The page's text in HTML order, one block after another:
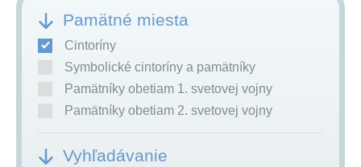
Pamätné miesta
Cintoríny
Symbolické cintoríny a pamätníky
Pamätníky obetiam 1. svetovej vojny
Pamätníky obetiam 2. svetovej vojny
Vyhľadávanie